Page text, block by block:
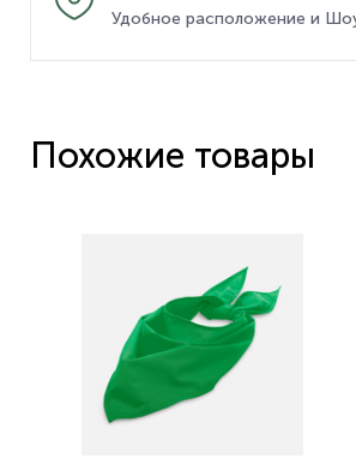
Удобное расположение и
Похожие товары